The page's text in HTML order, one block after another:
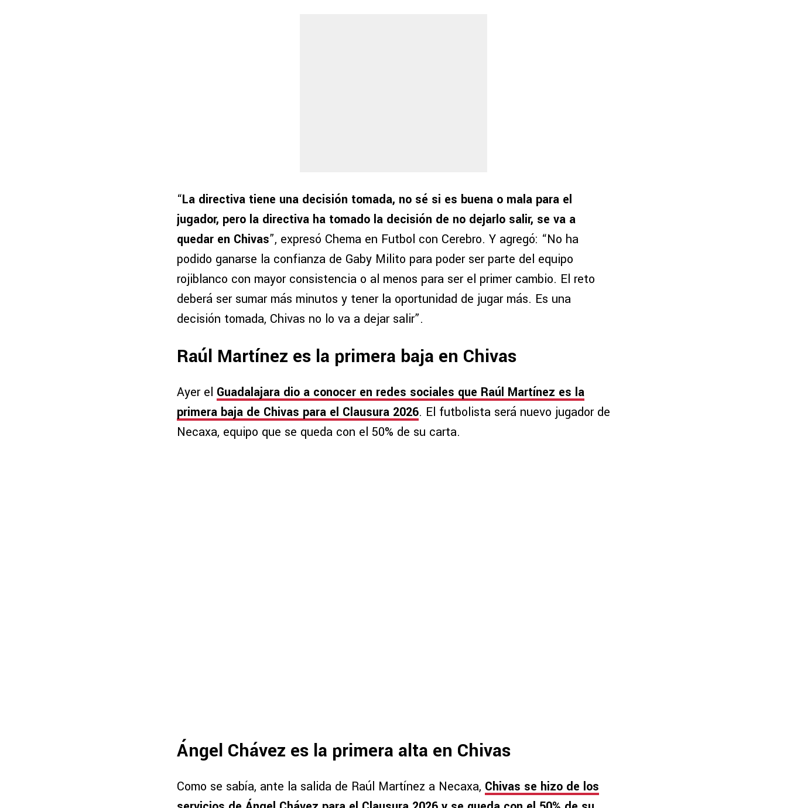
“La directiva tiene una decisión tomada, no sé si es buena o mala para el
jugador, pero la directiva ha tomado la decisión de no dejarlo salir, se va a
quedar en Chivas”, expresó Chema en Futbol con Cerebro. Y agregó: “No ha
podido ganarse la confianza de Gaby Milito para poder ser parte del equipo
rojiblanco con mayor consistencia o al menos para ser el primer cambio. El reto
deberá ser sumar más minutos y tener la oportunidad de jugar más. Es una
decisión tomada, Chivas no lo va a dejar salir”.
Raúl Martínez es la primera baja en Chivas
Ayer el Guadalajara dio a conocer en redes sociales que Raúl Martínez es la
primera baja de Chivas para el Clausura 2026. El futbolista será nuevo jugador de
Necaxa, equipo que se queda con el 50% de su carta.
Ángel Chávez es la primera alta en Chivas
Como se sabía, ante la salida de Raúl Martínez a Necaxa, Chivas se hizo de los